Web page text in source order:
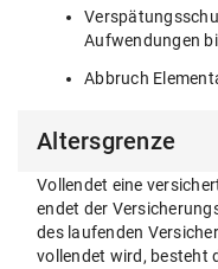
Aufwendungen
Abbruch
Altersgrenze
Vollendet eine
endet der
des laufenden
vollendet wird, besteht